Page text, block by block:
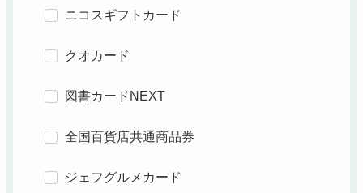
ニコスギフトカード
クオカード
図書カードNEXT
全国百貨店共通商品券
ジェフグルメカード